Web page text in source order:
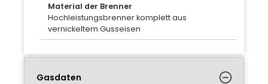
Material der Brenner
Hochleistungsbrenner komplett aus
vernickeltem Gusseisen
Gasdaten